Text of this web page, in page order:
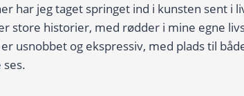
har jeg taget springet ind i kunsten sent i
store historier, med rødder i mine egne
usnobbet og ekspressiv, med plads til